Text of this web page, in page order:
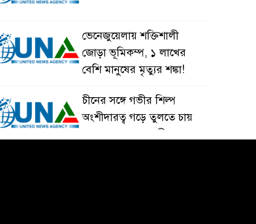
ভেনেজুয়েলায় শক্তিশালী
জোড়া ভূমিকম্প, ১ লাখের
বেশি মানুষের মৃত্যুর শঙ্কা!
চীনের সঙ্গে গভীর শিল্প
অংশীদারত্ব গড়ে তুলতে চায়
বাংলাদেশ: প্রধানমন্ত্রী